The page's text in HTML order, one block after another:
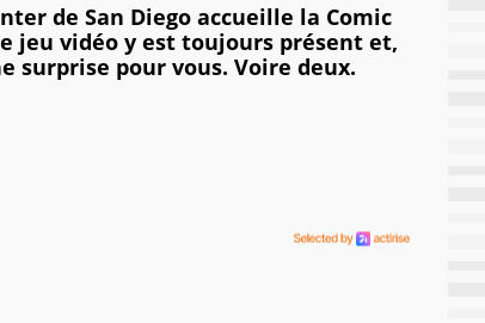
de San Diego accueille la Comic
jeu vidéo y est toujours présent et,
surprise pour vous. Voire deux.